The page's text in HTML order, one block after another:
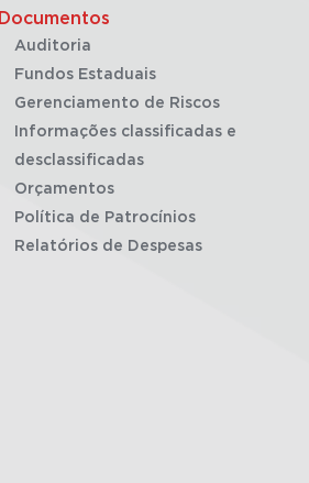
Documentos
Auditoria
Fundos Estaduais
Gerenciamento de Riscos
Informações classificadas e
desclassificadas
Orçamentos
Política de Patrocínios
Relatórios de Despesas